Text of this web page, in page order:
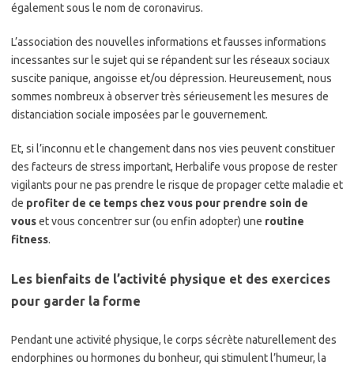
également sous le nom de coronavirus.
L’association des nouvelles informations et fausses informations
incessantes sur le sujet qui se répandent sur les réseaux sociaux
suscite panique, angoisse et/ou dépression. Heureusement, nous
sommes nombreux à observer très sérieusement les mesures de
distanciation sociale imposées par le gouvernement.
Et, si l’inconnu et le changement dans nos vies peuvent constituer
des facteurs de stress important, Herbalife vous propose de rester
vigilants pour ne pas prendre le risque de propager cette maladie et
de profiter de ce temps chez vous pour prendre soin de
vouset vous concentrer sur (ou enfin adopter) une routine
fitness.
Les bienfaits de l’activité physique et des exercices
pour garder la forme
Pendant une activité physique, le corps sécrète naturellement des
endorphines ou hormones du bonheur, qui stimulent l’humeur, la